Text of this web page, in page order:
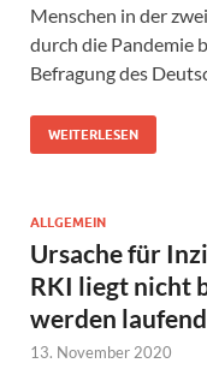
Menschen in der
durch die Pandemie
Befragung des
WEITERLESEN
ALLGEMEIN
Ursache für
RKI liegt nicht
werden
13. November 2020